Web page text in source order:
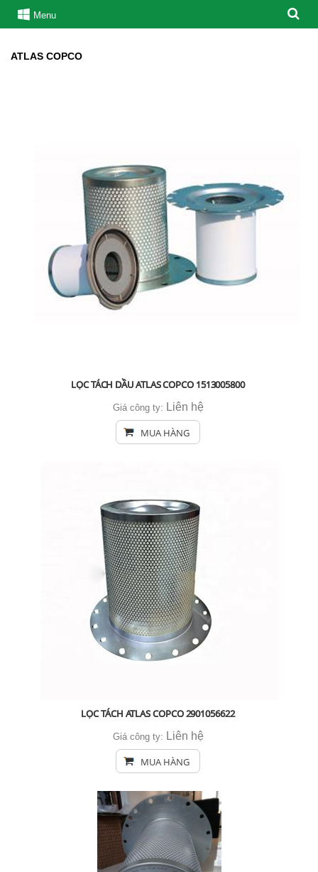
Menu
ATLAS COPCO
LỌC TÁCH DẦU ATLAS COPCO 1513005800
Giá công ty: Liên hệ
MUA HÀNG
LỌC TÁCH ATLAS COPCO 2901056622
Giá công ty: Liên hệ
MUA HÀNG